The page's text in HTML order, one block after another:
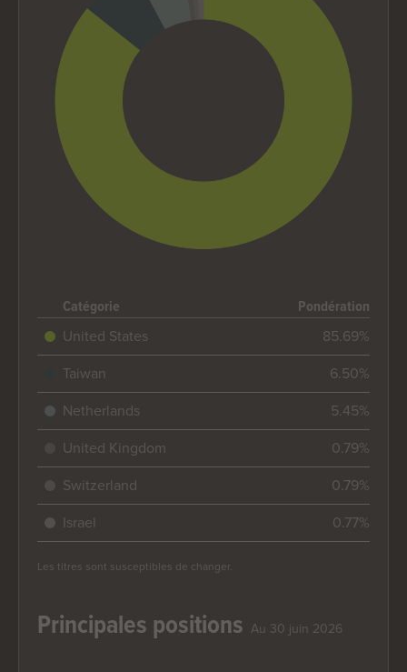
Catégorie Pondération
United States 85.69%
Taiwan 6.50%
Netherlands 5.45%
United Kingdom 0.79%
Switzerland 0.79%
Israel 0.77%
Les titres sont susceptibles de changer.
Principales positions Au 30 juin 2026